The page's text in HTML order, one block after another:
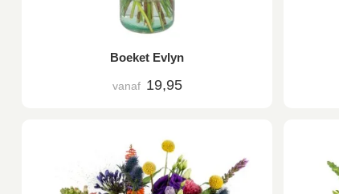
Boeket Evlyn
vanaf 19,95